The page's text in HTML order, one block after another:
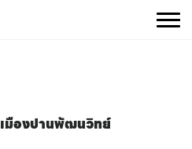
เมืองปานพัฒนวิทย์